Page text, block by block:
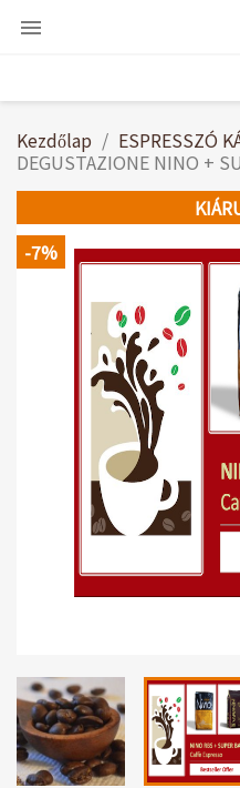

Kezdőlap ESPRESSZÓ
DEGUSTAZIONE NINO +
-7%